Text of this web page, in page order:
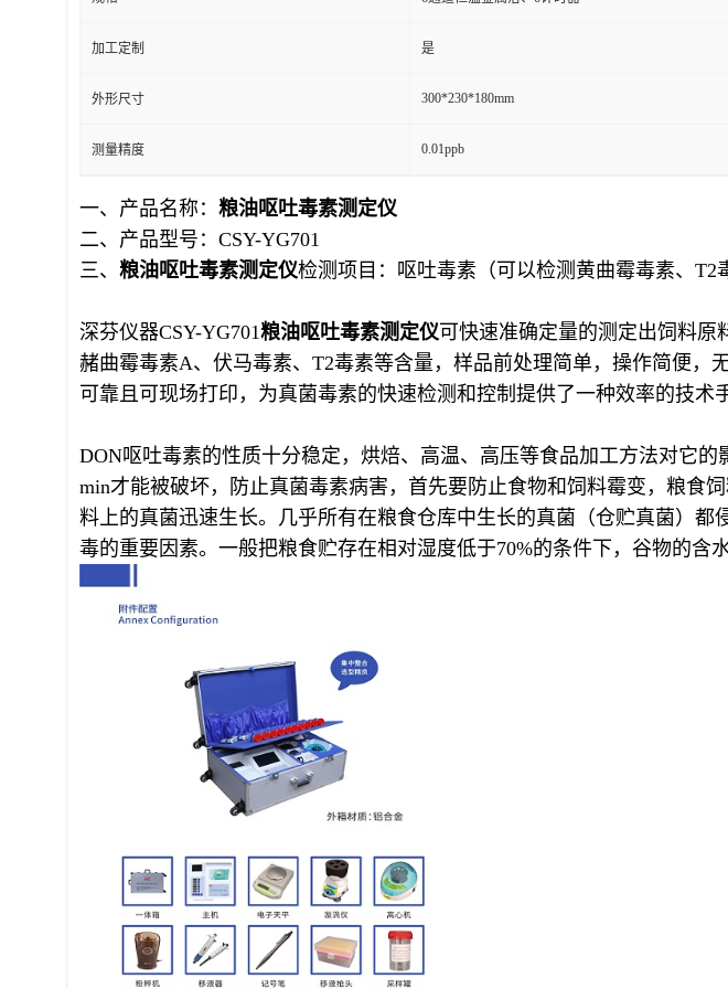
加工定制 是
外形尺寸 300*230*180mm
测量精度 0.01ppb
一、产品名称： 粮油呕吐毒素测定仪
二、产品型号：CSY-YG701
三、 粮油呕吐毒素测定仪检测项目：呕吐毒素（可以检测黄曲霉毒素、T2
深芬仪器CSY-YG701粮油呕吐毒素测定仪可快速准确定量的测定出饲料原
赭曲霉毒素A、伏马毒素、T2毒素等含量，样品前处理简单，操作简便，
可靠且可现场打印，为真菌毒素的快速检测和控制提供了一种效率的技
DON呕吐毒素的性质十分稳定，烘焙、高温、高压等食品加工方法对它
min才能被破坏，防止真菌毒素病害，首先要防止食物和饲料霉变，粮食
料上的真菌迅速生长。几乎所有在粮食仓库中生长的真菌（仓贮真菌）
毒的重要因素。一般把粮食贮存在相对湿度低于70%的条件下，谷物的含